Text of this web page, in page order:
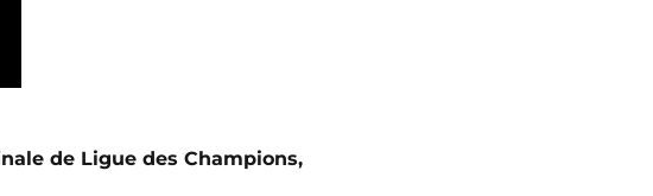
de Ligue des Champions,